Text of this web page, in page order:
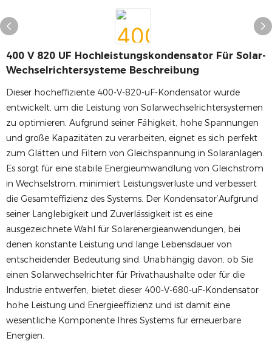
400 V 820 UF Hochleistungskondensator Für Solar-
Wechselrichtersysteme Beschreibung
Dieser hocheffiziente 400-V-820-uF-Kondensator wurde
entwickelt, um die Leistung von Solarwechselrichtersystemen
zu optimieren. Aufgrund seiner Fähigkeit, hohe Spannungen
und große Kapazitäten zu verarbeiten, eignet es sich perfekt
zum Glätten und Filtern von Gleichspannung in Solaranlagen.
Es sorgt für eine stabile Energieumwandlung von Gleichstrom
in Wechselstrom, minimiert Leistungsverluste und verbessert
die Gesamteffizienz des Systems. Der Kondensator’Aufgrund
seiner Langlebigkeit und Zuverlässigkeit ist es eine
ausgezeichnete Wahl für Solarenergieanwendungen, bei
denen konstante Leistung und lange Lebensdauer von
entscheidender Bedeutung sind. Unabhängig davon, ob Sie
einen Solarwechselrichter für Privathaushalte oder für die
Industrie entwerfen, bietet dieser 400-V-680-uF-Kondensator
hohe Leistung und Energieeffizienz und ist damit eine
wesentliche Komponente Ihres Systems für erneuerbare
Energien.